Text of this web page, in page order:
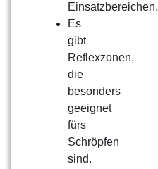
Einsatzbereichen.
Es
gibt
Reflexzonen,
die
besonders
geeignet
fürs
Schröpfen
sind.